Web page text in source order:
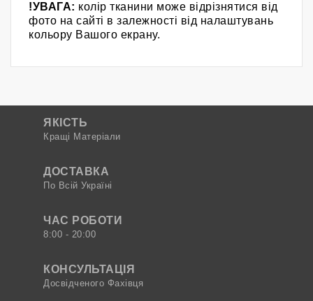
!УВАГА: колір тканини може відрізнятися від
фото на сайті в залежності від налаштувань
кольору Вашого екрану.
ЯКІСТЬ
Кращі Матеріали
ДОСТАВКА
По Всій Україні
ЧАС РОБОТИ
8:00 - 20:00
КОНСУЛЬТАЦІЯ
Досвідченого Фахівця